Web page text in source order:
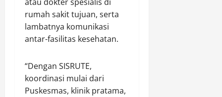
atau dokter spesialis di
rumah sakit tujuan, serta
lambatnya komunikasi
antar-fasilitas kesehatan.
“Dengan SISRUTE,
koordinasi mulai dari
Puskesmas, klinik pratama,